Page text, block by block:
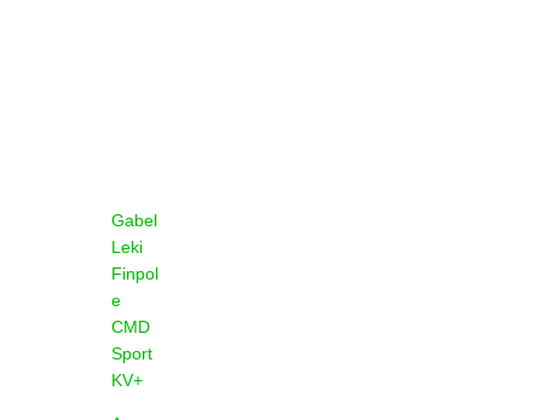
Gabel
Leki
Finpol
e
CMD
Sport
KV+